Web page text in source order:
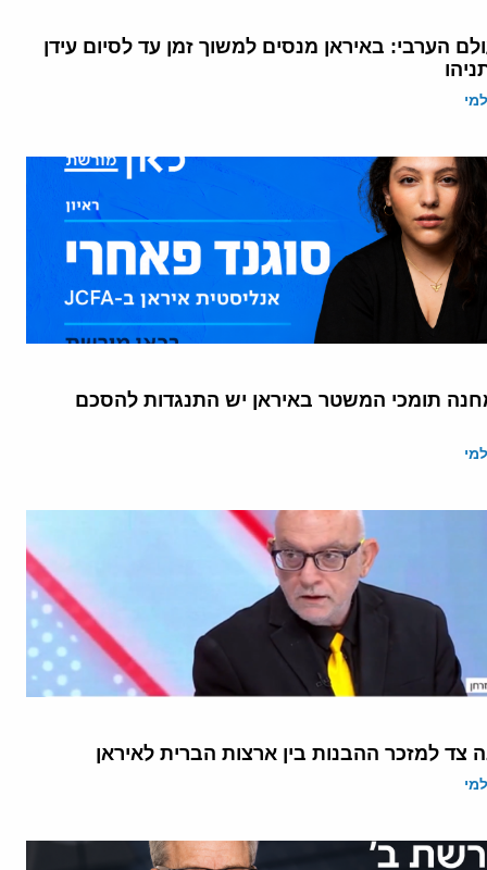
הערבי: באיראן מנסים למשוך זמן עד לסיום עידן
תומכי המשטר באיראן יש התנגדות להסכם
צד למזכר ההבנות בין ארצות הברית לאיראן